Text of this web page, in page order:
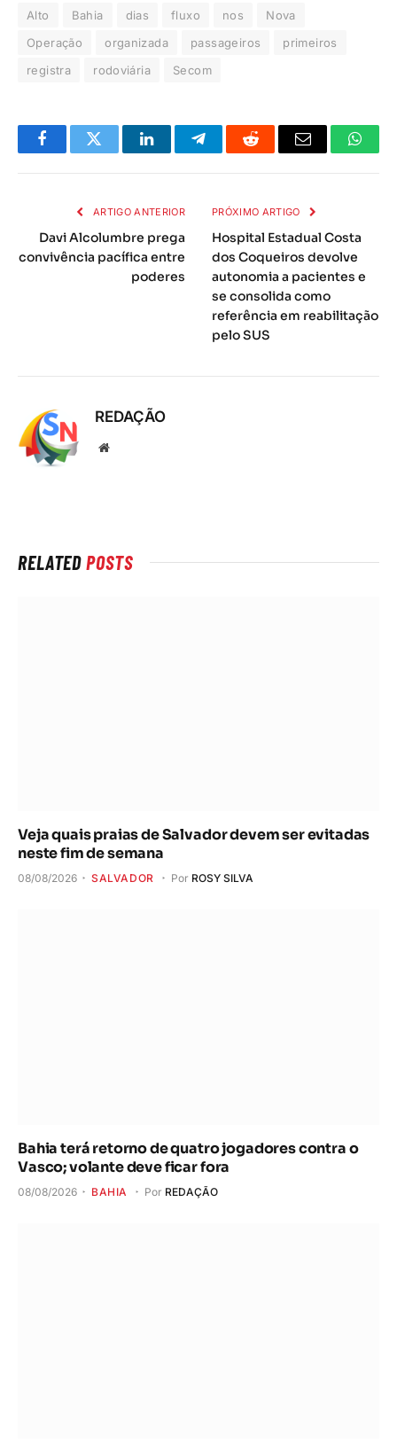
Alto Bahia dias fluxo nos
Nova
Operação
organizada passageiros
primeiros
registra
rodoviária Secom
FacebookTwitter LinkedInTelegramaReddit
E-
ARTIGO ANTERIOR
Davi Alcolumbre prega
convivência pacífica entre
poderes
PRÓXIMO ARTIGO
Hospital Estadual Costa
dos Coqueiros devolve
autonomia a pacientes e
se consolida como
referência em reabilitação
pelo SUS
REDAÇÃO
Local
RELATEDPOSTS
Veja quais praias de Salvador devem ser evitadas
neste fim de semana
08/08/2026 SALVADOR Por ROSY SILVA
Bahia terá retorno de quatro jogadores contra o
Vasco; volante deve ficar fora
08/08/2026 BAHIA Por REDAÇÃO